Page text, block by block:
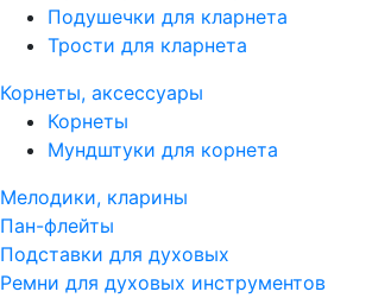
Подушечки для кларнета
Трости для кларнета
Корнеты, аксессуары
Корнеты
Мундштуки для корнета
Мелодики, кларины
Пан-флейты
Подставки для духовых
Ремни для духовых инструментов